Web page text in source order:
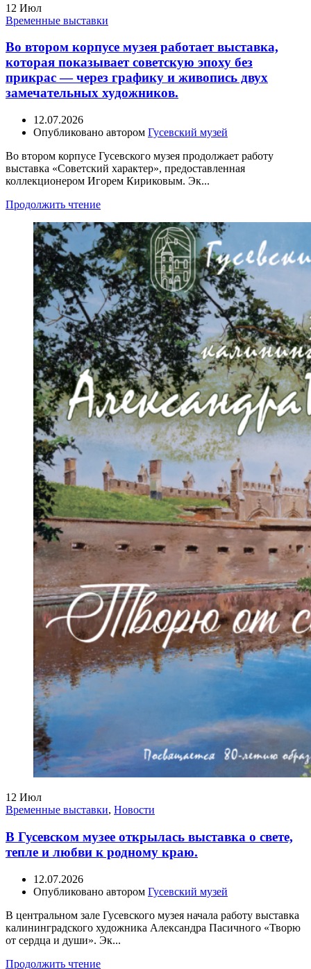
12 Июл
Временные выставки
Во втором корпусе музея работает выставка,
которая показывает советскую эпоху без
прикрас — через графику и живопись двух
замечательных художников.
12.07.2026
Опубликовано автором Гусевский музей
Во втором корпусе Гусевского музея продолжает работу
выставка «Советский характер», предоставленная
коллекционером Игорем Кириковым. Эк...
Продолжить чтение
12 Июл
Временные выставки, Новости
В Гусевском музее открылась выставка о свете,
тепле и любви к родному краю.
12.07.2026
Опубликовано автором Гусевский музей
В центральном зале Гусевского музея начала работу выставка
калининградского художника Александра Пасичного «Творю
от сердца и души». Эк...
Продолжить чтение